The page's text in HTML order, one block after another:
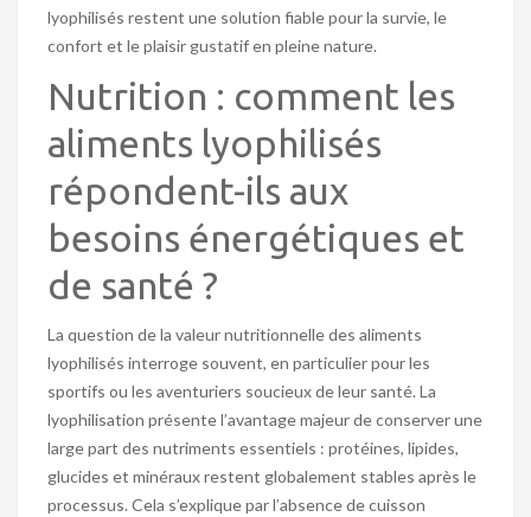
lyophilisés restent une solution fiable pour la survie, le
confort et le plaisir gustatif en pleine nature.
Nutrition : comment les
aliments lyophilisés
répondent-ils aux
besoins énergétiques et
de santé ?
La question de la valeur nutritionnelle des aliments
lyophilisés interroge souvent, en particulier pour les
sportifs ou les aventuriers soucieux de leur santé. La
lyophilisation présente l’avantage majeur de conserver une
large part des nutriments essentiels : protéines, lipides,
glucides et minéraux restent globalement stables après le
processus. Cela s’explique par l’absence de cuisson